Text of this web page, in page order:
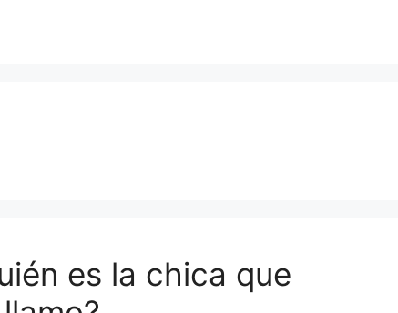
es la chica que